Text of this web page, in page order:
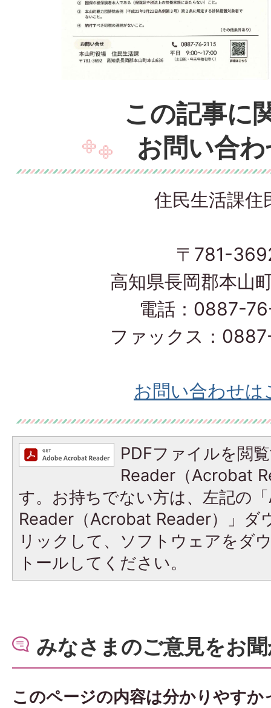
この記事に
お問い合
住民生活課住
〒781-
高知県長岡郡本山
電話：0887-
ファックス：
お問い合わせは
PDFファイルを閲
Reader（Acrobat
す。お持ちでない方は、左記の
Reader（Acrobat Reader）」ダ
リックして、ソフトウェアをダ
トールしてください。
みなさまのご意見をお
このページの内容は分かりやすか